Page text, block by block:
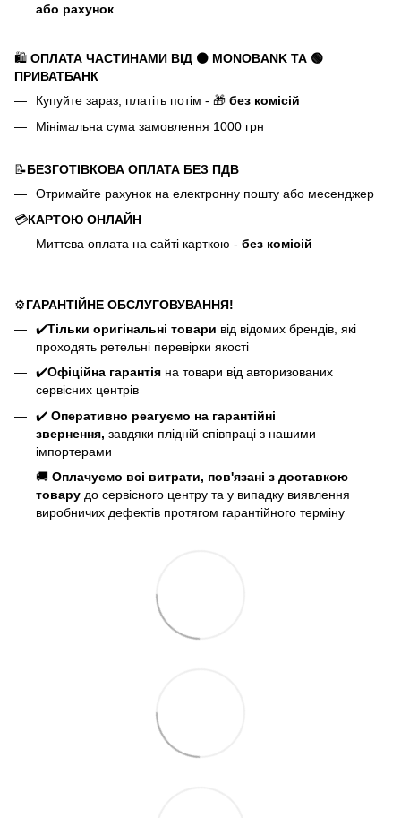
або рахунок
🛍️ ОПЛАТА ЧАСТИНАМИ ВІД ⚫ MONOBANK ТА 🟢
ПРИВАТБАНК
Купуйте зараз, платіть потім - 🎁 без комісій
Мінімальна сума замовлення 1000 грн
📝БЕЗГОТІВКОВА ОПЛАТА БЕЗ ПДВ
Отримайте рахунок на електронну пошту або месенджер
💳КАРТОЮ ОНЛАЙН
Миттєва оплата на сайті карткою - без комісій
⚙️ГАРАНТІЙНЕ ОБСЛУГОВУВАННЯ!
✔️Тільки оригінальні товари від відомих брендів, які
проходять ретельні перевірки якості
✔️Офіційна гарантія на товари від авторизованих
сервісних центрів
✔️ Оперативно реагуємо на гарантійні
звернення, завдяки плідній співпраці з нашими
імпортерами
🚚 Оплачуємо всі витрати, пов'язані з доставкою
товару до сервісного центру та у випадку виявлення
виробничих дефектів протягом гарантійного терміну